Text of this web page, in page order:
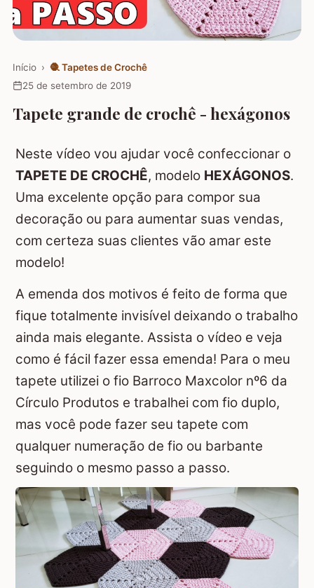
Início › 🧶 Tapetes de Crochê
25 de setembro de 2019
Tapete grande de crochê - hexágonos
Neste vídeo vou ajudar você confeccionar o
TAPETE DE CROCHÊ, modelo HEXÁGONOS.
Uma excelente opção para compor sua
decoração ou para aumentar suas vendas,
com certeza suas clientes vão amar este
modelo!
A emenda dos motivos é feito de forma que
fique totalmente invisível deixando o trabalho
ainda mais elegante. Assista o vídeo e veja
como é fácil fazer essa emenda! Para o meu
tapete utilizei o fio Barroco Maxcolor nº6 da
Círculo Produtos e trabalhei com fio duplo,
mas você pode fazer seu tapete com
qualquer numeração de fio ou barbante
seguindo o mesmo passo a passo.